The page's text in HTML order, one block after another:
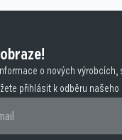
o nových
přihlásit k odběru